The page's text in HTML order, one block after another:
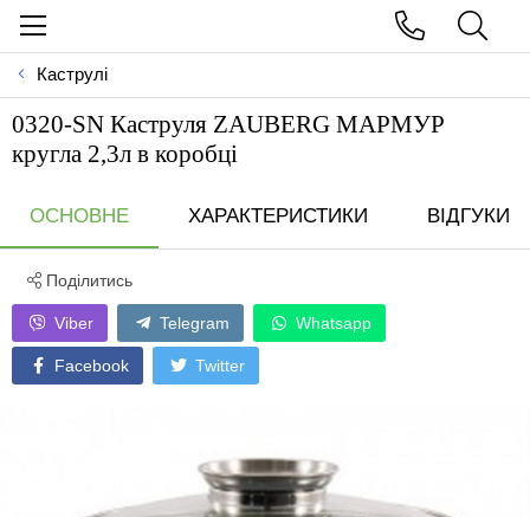
Каструлі
0320-SN Каструля ZAUBERG МАРМУР
кругла 2,3л в коробці
ОСНОВНЕ ХАРАКТЕРИСТИКИ ВІДГУКИ
Поділитись
Viber Telegram Whatsapp
Facebook Twitter